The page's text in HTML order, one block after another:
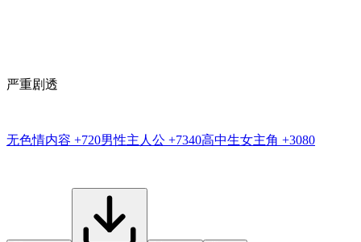
严重剧透
无色情内容 +720男性主人公 +7340高中生女主角 +3080